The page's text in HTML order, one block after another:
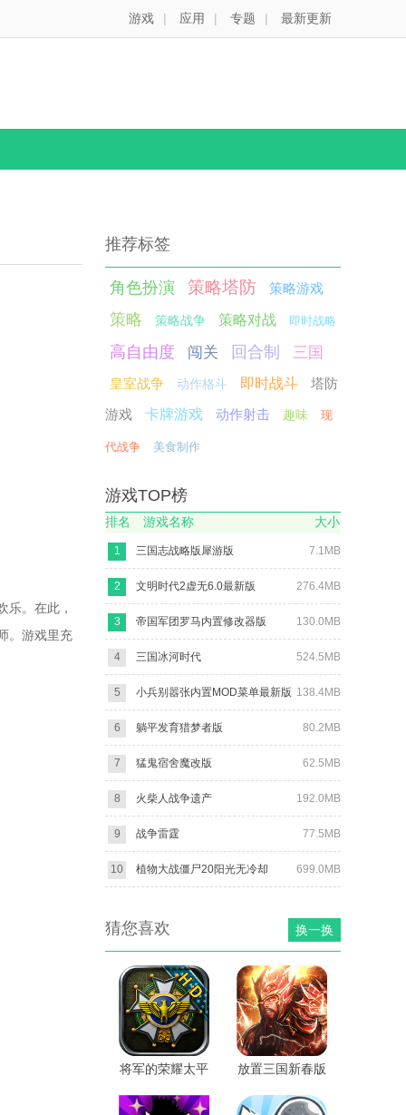
游戏 | 应用 | 专题 | 最新更新
乐。在此，
。游戏里充
推荐标签
角色扮演 策略塔防 策略游戏
策略 策略战争 策略对战 即时战略
高自由度 闯关 回合制 三国
皇室战争 动作格斗 即时战斗
塔防
游戏
卡牌游戏 动作射击 趣味 现
代战争 美食制作
游戏TOP榜
排名 游戏名称 大小
1 7.1MB
三国志战略版犀游版
2 276.4MB
文明时代2虚无6.0最新版
3 130.0MB
帝国军团罗马内置修改器版
4 524.5MB
三国冰河时代
5 138.4MB
小兵别嚣张内置MOD菜单最新版
6 80.2MB
躺平发育猎梦者版
7 62.5MB
猛鬼宿舍魔改版
8 192.0MB
火柴人战争遗产
9 77.5MB
战争雷霆
10 699.0MB
植物大战僵尸20阳光无冷却
换一换
猜您喜欢
将军的荣耀太平
勋章版
放置三国新春版